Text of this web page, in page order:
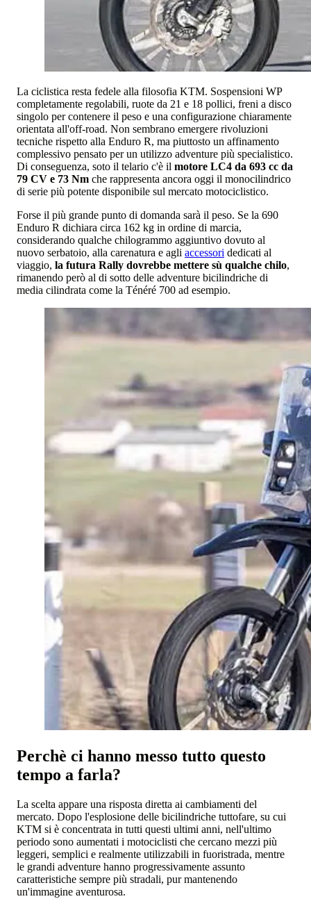
La ciclistica resta fedele alla filosofia KTM. Sospensioni WP
completamente regolabili, ruote da 21 e 18 pollici, freni a disco
singolo per contenere il peso e una configurazione chiaramente
orientata all'off-road. Non sembrano emergere rivoluzioni
tecniche rispetto alla Enduro R, ma piuttosto un affinamento
complessivo pensato per un utilizzo adventure più specialistico.
Di conseguenza, soto il telario c'è il motore LC4 da 693 cc da
79 CV e 73 Nm che rappresenta ancora oggi il monocilindrico
di serie più potente disponibile sul mercato motociclistico.
Forse il più grande punto di domanda sarà il peso. Se la 690
Enduro R dichiara circa 162 kg in ordine di marcia,
considerando qualche chilogrammo aggiuntivo dovuto al
nuovo serbatoio, alla carenatura e agli accessori dedicati al
viaggio, la futura Rally dovrebbe mettere sù qualche chilo,
rimanendo però al di sotto delle adventure bicilindriche di
media cilindrata come la Ténéré 700 ad esempio.
Perchè ci hanno messo tutto questo
tempo a farla?
La scelta appare una risposta diretta ai cambiamenti del
mercato. Dopo l'esplosione delle bicilindriche tuttofare, su cui
KTM si è concentrata in tutti questi ultimi anni, nell'ultimo
periodo sono aumentati i motociclisti che cercano mezzi più
leggeri, semplici e realmente utilizzabili in fuoristrada, mentre
le grandi adventure hanno progressivamente assunto
caratteristiche sempre più stradali, pur mantenendo
un'immagine aventurosa.